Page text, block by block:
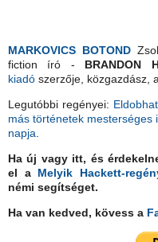
MARKOVICS BOTOND
fiction író - BRANDON
kiadó szerzője, közgazdász,
Legutóbbi regényei:
más történetek mesterséges
napja
Ha új vagy itt, és
el a Melyik Hackett-
némi segítséget.
Ha van kedved, kövess a